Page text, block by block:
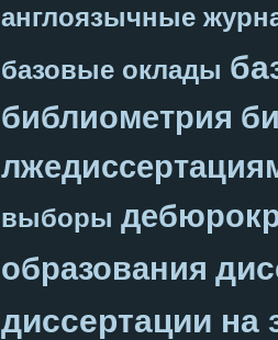
англоязычные
базовые оклады
библиометрия
выборы
образования
диссертации на